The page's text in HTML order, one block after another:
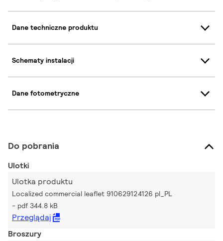
Dane techniczne produktu
Schematy instalacji
Dane fotometryczne
Do pobrania
Ulotki
Ulotka produktu
Localized commercial leaflet 910629124126 pl_PL
pdf 344.8 kB
Przeglądaj
Broszury